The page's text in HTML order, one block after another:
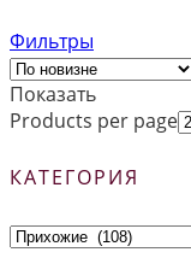
Фильтры
Показать
Products per page
КАТЕГОРИЯ